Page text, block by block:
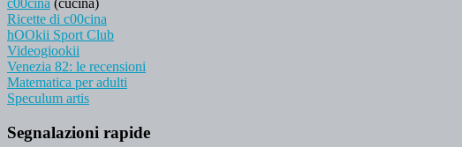
c00cina (cucina)
Ricette di c00cina
hOOkii Sport Club
Videogiookii
Venezia 82: le recensioni
Matematica per adulti
Speculum artis
Segnalazioni rapide